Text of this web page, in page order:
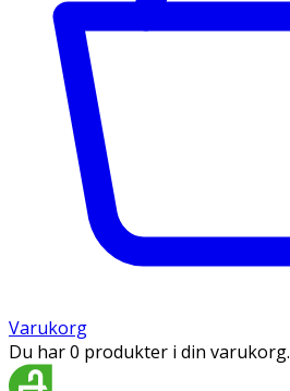
Varukorg
Du har 0 produkter i din varukorg.